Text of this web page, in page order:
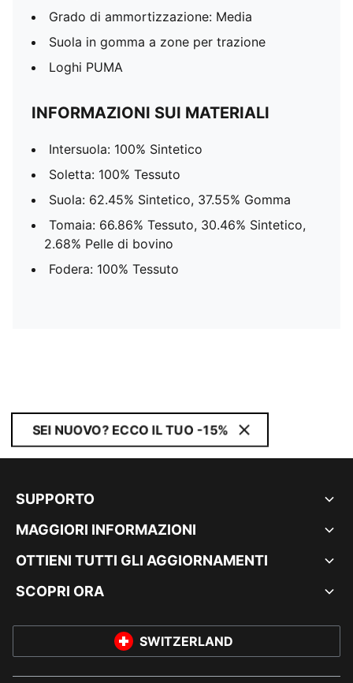
Grado di ammortizzazione: Media
Suola in gomma a zone per trazione
Loghi PUMA
INFORMAZIONI SUI MATERIALI
Intersuola: 100% Sintetico
Soletta: 100% Tessuto
Suola: 62.45% Sintetico, 37.55% Gomma
Tomaia: 66.86% Tessuto, 30.46% Sintetico,
2.68% Pelle di bovino
Fodera: 100% Tessuto
SEI NUOVO? ECCO IL TUO -15%
SUPPORTO
MAGGIORI INFORMAZIONI
OTTIENI TUTTI GLI AGGIORNAMENTI
SCOPRI ORA
SWITZERLAND